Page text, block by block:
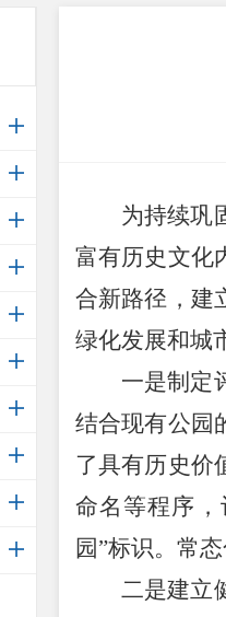
为持续巩
富有历史文化
合新路径，建
绿化发展和城
一是制定
结合现有公园
了具有历史价
命名等程序
园”标识。常
二是建立